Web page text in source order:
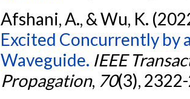
Afshani, A., & Wu, K.
Excited Concurrently by
Waveguide. IEEE
Propagation, 70(3),